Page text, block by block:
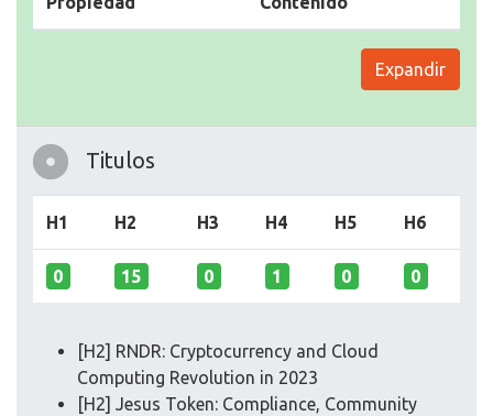
Expandir
Titulos
H1 H2 H3 H4 H5 H6
0 15 0 1 0 0
[H2] RNDR: Cryptocurrency and Cloud
Computing Revolution in 2023
[H2] Jesus Token: Compliance, Community